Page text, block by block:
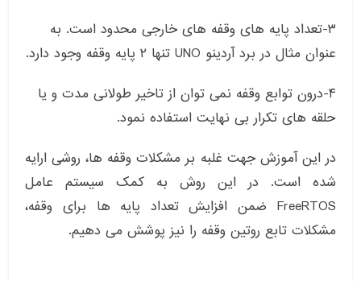
۳-تعداد پایه های وقفه های خارجی محدود است. به
عنوان مثال در برد آردینو UNO تنها ۲ پایه وقفه وجود دارد.
۴-درون توابع وقفه نمی توان از تاخیر طولانی مدت و یا
حلقه های تکرار بی نهایت استفاده نمود.
در این آموزش جهت غلبه بر مشکلات وقفه ها، روشی ارایه
شده است. در این روش به کمک سیستم عامل
FreeRTOS ضمن افزایش تعداد پایه ها برای وقفه،
مشکلات تابع روتین وقفه را نیز پوشش می دهیم.